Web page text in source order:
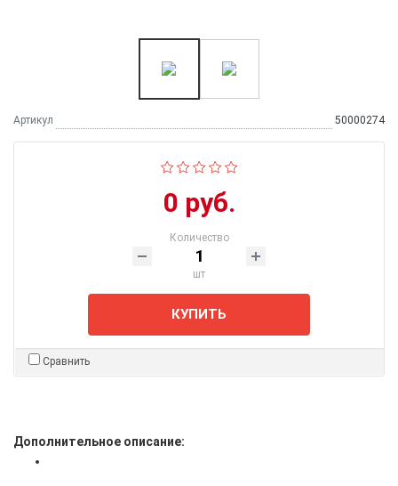
Артикул 50000274
0 руб.
Количество
шт
КУПИТЬ
Сравнить
Дополнительное описание: